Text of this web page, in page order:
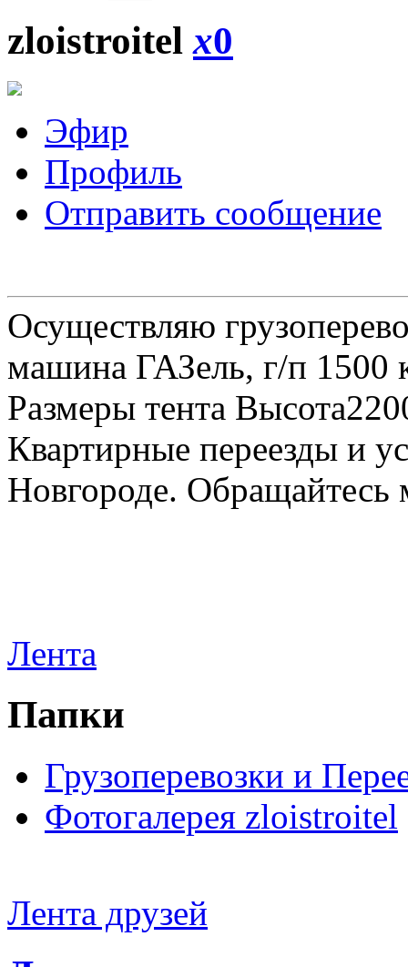
zloistroitelx0
Эфир
Профиль
Отправить сообщение
Осуществляю
машина ГАЗель, г/п 1500
Размеры тента
Квартирные переезды и
Новгороде.
Лента
Папки
Грузоперевозки и
Фотогалерея zloistroitel
Лента друзей